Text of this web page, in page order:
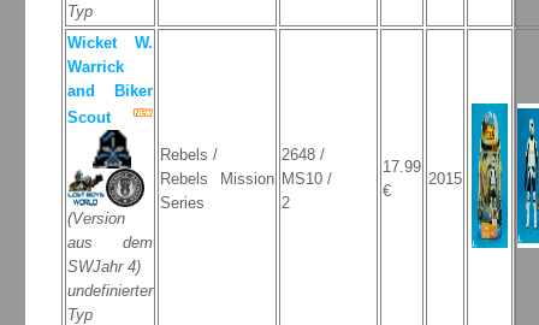
Typ
Wicket W.
Warrick
and Biker
Scout
(Version
aus dem
SWJahr 4)
undefinierter
Typ
Rebels /
Rebels Mission
Series
2648 /
MS10 /
2
17.99
€
2015